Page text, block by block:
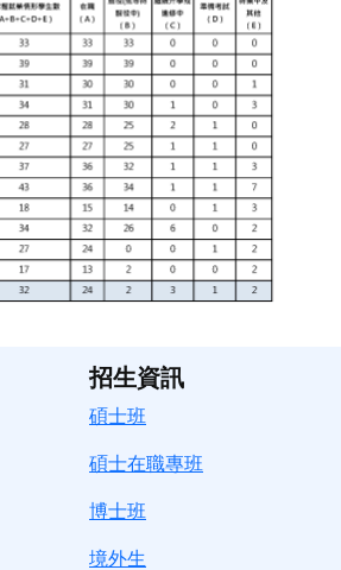
招生資訊
碩士班
碩士在職專班
博士班
境外生